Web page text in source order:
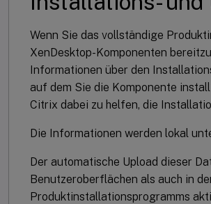
Wenn Sie das vollständige
XenDesktop-Komponenten
Informationen über den
auf dem Sie die Komponente
Citrix dabei zu helfen, die
Die Informationen werden lokal
Der automatische Upload dieser
Benutzeroberflächen als auch in
Produktinstallationsprogramms